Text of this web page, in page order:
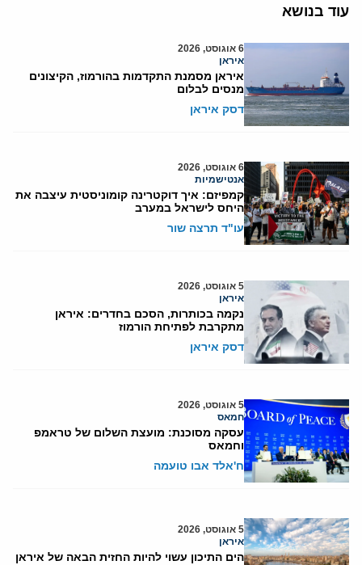
עוד בנושא
6 אוגוסט, 2026
איראן
איראן מסמנת התקדמות בהורמוז, הקיצונים
מנסים לבלום
דסק איראן
6 אוגוסט, 2026
אנטישמיות
קמפיזם: איך דוקטרינה קומוניסטית עיצבה את
היחס לישראל במערב
עו"ד תרצה שור
5 אוגוסט, 2026
איראן
נקמה בכותרות, הסכם בחדרים: איראן
מתקרבת לפתיחת הורמוז
דסק איראן
5 אוגוסט, 2026
חמאס
עסקה מסוכנת: מועצת השלום של טראמפ
וחמאס
ח'אלד אבו טועמה
5 אוגוסט, 2026
איראן
הים התיכון עשוי להיות החזית הבאה של איראן